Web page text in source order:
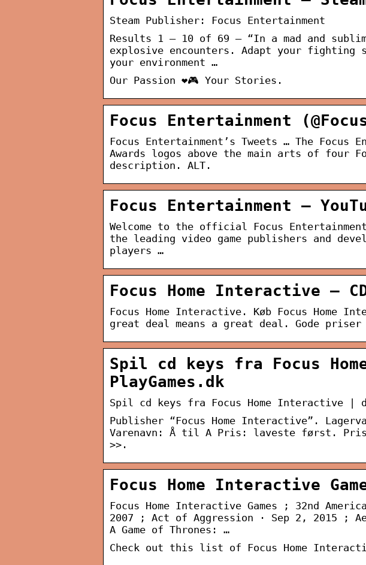
Steam Publisher: Focus Entertainment
Results 1 – 10 of 69 — “In a mad and
explosive encounters. Adapt your fighting
your environment …
Our Passion ❤️🎮 Your Stories.
Focus Entertainment
Focus Entertainment’s Tweets … The Focus
Awards logos above the main arts of four
description. ALT.
Focus Entertainment –
Welcome to the official Focus
the leading video game publishers and
players …
Focus Home Interactive –
Focus Home Interactive. Køb Focus Home
great deal means a great deal. Gode
Spil cd keys fra Focus
PlayGames.dk
Spil cd keys fra Focus Home Interactive |
Publisher “Focus Home Interactive”.
Varenavn: Å til A Pris: laveste først.
>>.
Focus Home Interactive
Focus Home Interactive Games ; 32nd
2007 ; Act of Aggression · Sep 2, 2015 ;
A Game of Thrones: …
Check out this list of Focus Home